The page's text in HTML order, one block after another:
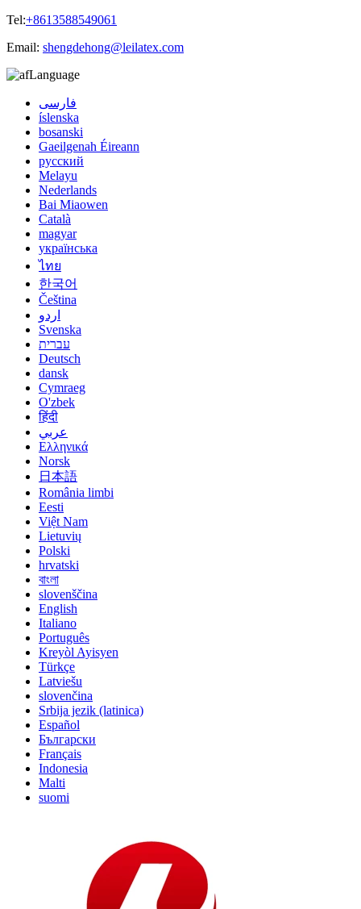
Tel:+8613588549061
Email: shengdehong@leilatex.com
Language
فارسی
íslenska
bosanski
Gaeilgenah Éireann
русский
Melayu
Nederlands
Bai Miaowen
Català
magyar
українська
ไทย
한국어
Čeština
اردو
Svenska
עברית
Deutsch
dansk
Cymraeg
O'zbek
हिंदी
عربي
Ελληνικά
Norsk
日本語
România limbi
Eesti
Việt Nam
Lietuvių
Polski
hrvatski
বাংলা
slovenščina
English
Italiano
Português
Kreyòl Ayisyen
Türkçe
Latviešu
slovenčina
Srbija jezik (latinica)
Español
Български
Français
Indonesia
Malti
suomi